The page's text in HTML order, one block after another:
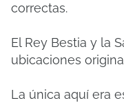
correctas.
El Rey Bestia y la
ubicaciones
La única aquí era